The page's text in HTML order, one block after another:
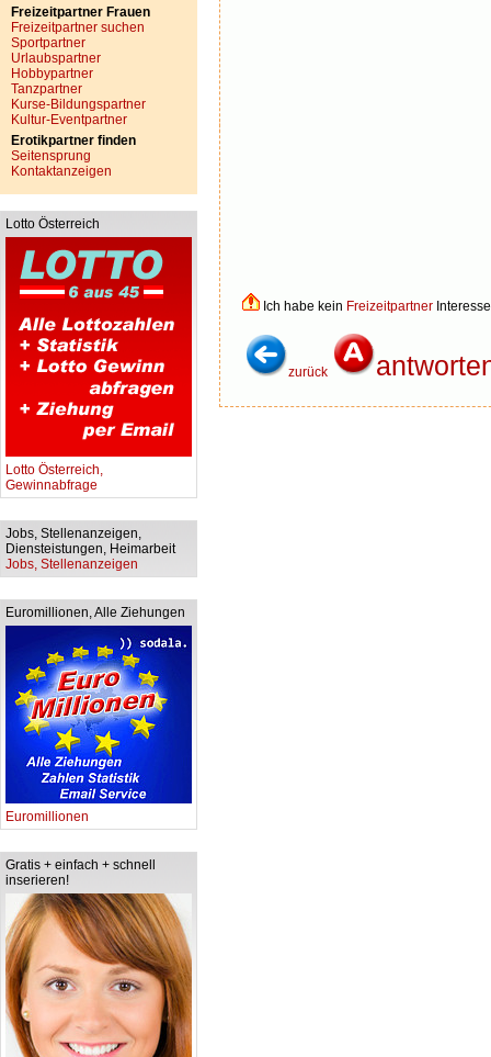
Freizeitpartner Frauen
Freizeitpartner suchen
Sportpartner
Urlaubspartner
Hobbypartner
Tanzpartner
Kurse-Bildungspartner
Kultur-Eventpartner
Erotikpartner finden
Seitensprung
Kontaktanzeigen
Lotto Österreich
Lotto Österreich,
Gewinnabfrage
Jobs, Stellenanzeigen,
Diensteistungen, Heimarbeit
Jobs, Stellenanzeigen
Euromillionen, Alle Ziehungen
Euromillionen
Gratis + einfach + schnell
inserieren!
Ich habe kein Freizeitpartner
zurück